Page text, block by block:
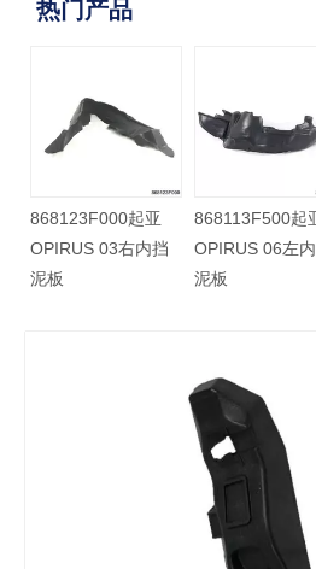
热门产品
868123F000起亚
OPIRUS 03右内挡
泥板
868113F500起
OPIRUS 06左
泥板